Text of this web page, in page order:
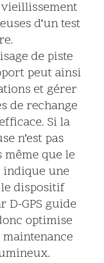
d’un test
de piste
peut ainsi
et gérer
de rechange
Si la
n’est pas
que le
indique une
dispositif
D-GPS guide
optimise